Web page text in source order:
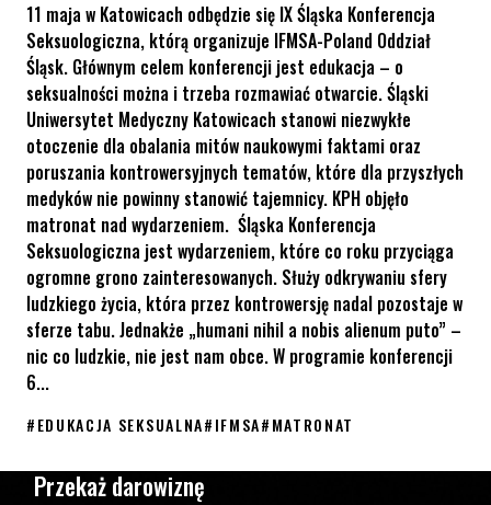
11 maja w Katowicach odbędzie się IX Śląska Konferencja
Seksuologiczna, którą organizuje IFMSA-Poland Oddział
Śląsk. Głównym celem konferencji jest edukacja – o
seksualności można i trzeba rozmawiać otwarcie. Śląski
Uniwersytet Medyczny Katowicach stanowi niezwykłe
otoczenie dla obalania mitów naukowymi faktami oraz
poruszania kontrowersyjnych tematów, które dla przyszłych
medyków nie powinny stanowić tajemnicy. KPH objęło
matronat nad wydarzeniem. Śląska Konferencja
Seksuologiczna jest wydarzeniem, które co roku przyciąga
ogromne grono zainteresowanych. Służy odkrywaniu sfery
ludzkiego życia, która przez kontrowersję nadal pozostaje w
sferze tabu. Jednakże „humani nihil a nobis alienum puto” –
nic co ludzkie, nie jest nam obce. W programie konferencji
6...
#EDUKACJA SEKSUALNA#IFMSA#MATRONAT
Przekaż darowiznę